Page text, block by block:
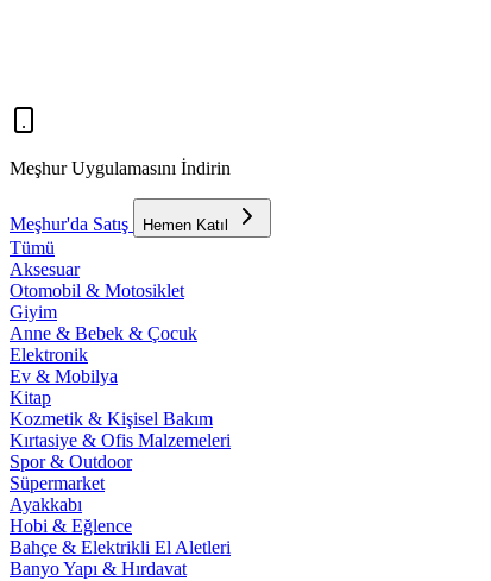
Meşhur Uygulamasını İndirin
Meşhur'da Satış Hemen Katıl
Tümü
Aksesuar
Otomobil & Motosiklet
Giyim
Anne & Bebek & Çocuk
Elektronik
Ev & Mobilya
Kitap
Kozmetik & Kişisel Bakım
Kırtasiye & Ofis Malzemeleri
Spor & Outdoor
Süpermarket
Ayakkabı
Hobi & Eğlence
Bahçe & Elektrikli El Aletleri
Banyo Yapı & Hırdavat